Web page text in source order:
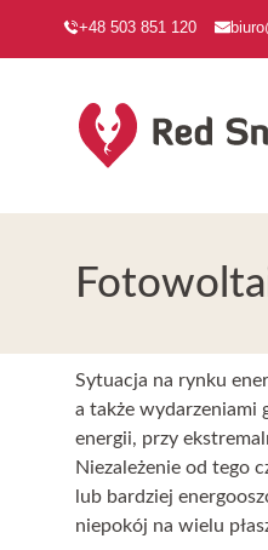
+48 503 851 120
Sytuacja na rynku
a także wydarzeniami
energii, przy
Niezależenie od tego
lub bardziej
niepokój na wielu